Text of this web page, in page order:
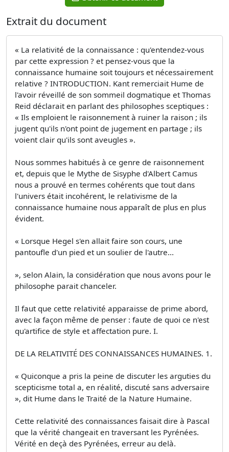
Extrait du document
« La relativité de la connaissance : qu'entendez-vous
par cette expression ? et pensez-vous que la
connaissance humaine soit toujours et nécessairement
relative ? INTRODUCTION. Kant remerciait Hume de
l'avoir réveillé de son sommeil dogmatique et Thomas
Reid déclarait en parlant des philosophes sceptiques :
« Ils emploient le raisonnement à ruiner la raison ; ils
jugent qu'ils n'ont point de jugement en partage ; ils
voient clair qu'ils sont aveugles ».
Nous sommes habitués à ce genre de raisonnement
et, depuis que le Mythe de Sisyphe d'Albert Camus
nous a prouvé en termes cohérents que tout dans
l'univers était incohérent, le relativisme de la
connaissance humaine nous apparaît de plus en plus
évident.
« Lorsque Hegel s'en allait faire son cours, une
pantoufle d'un pied et un soulier de l'autre...
», selon Alain, la considération que nous avons pour le
philosophe parait chanceler.
Il faut que cette relativité apparaisse de prime abord,
avec la façon même de penser : faute de quoi ce n'est
qu'artifice de style et affectation pure. I.
DE LA RELATIVITÉ DES CONNAISSANCES HUMAINES. 1.
« Quiconque a pris la peine de discuter les arguties du
scepticisme total a, en réalité, discuté sans adversaire
», dit Hume dans le Traité de la Nature Humaine.
Cette relativité des connaissances faisait dire à Pascal
que la vérité changeait en traversant les Pyrénées.
Vérité en deçà des Pyrénées, erreur au delà.